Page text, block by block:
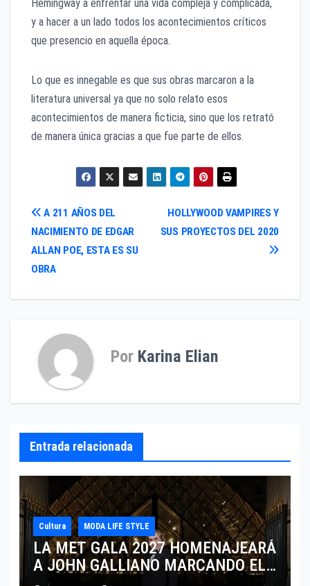
Hemingway a enfrentar una vida compleja y complicada,
y a hacer a un lado todos los acontecimientos críticos
que presencio en aquella época.
Lo que es innegable es que sus obras marcaron a la
literatura universal ya que no solo relato esos
acontecimientos de manera ficticia, sino que los retrató
de manera única gracias a que fue parte de ellos.
Navegación
de
entradas
HOLLYWOOD VAMPIRES Y
SUS PROYECTOS DEL 2020
A 211 AÑOS DEL
NACIMIENTO DE EDGAR
ALLAN POE, ESTA ES SU
OBRA
Por Karina Elian
Entrada relacionada
Cultura MODA LIFE STYLE
LA MET GALA 2027 HOMENAJEARÁ
A JOHN GALLIANO MARCANDO EL